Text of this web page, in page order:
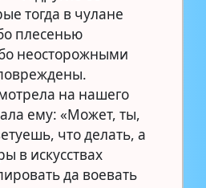
тогда в чулане
плесенью
неосторожными
на нашего
ему: «Может, ты,
что делать, а
в искусствах
да воевать